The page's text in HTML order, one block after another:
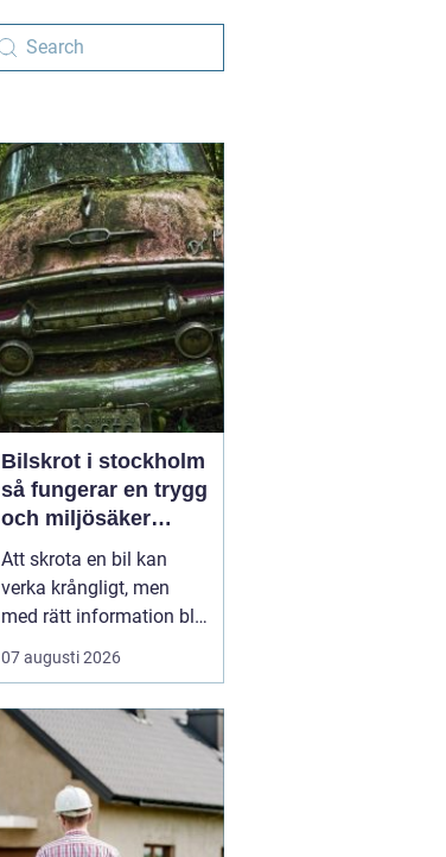
Bilskrot i stockholm
så fungerar en trygg
och miljösäker
skrotning
Att skrota en bil kan
verka krångligt, men
med rätt information blir
processen enkel. För
många bilägare handlar
saker: trygg
avregistrering, rimlig
ersättning och omtanke
om miljön. I
Stockholmsområdet
07 augusti 2026